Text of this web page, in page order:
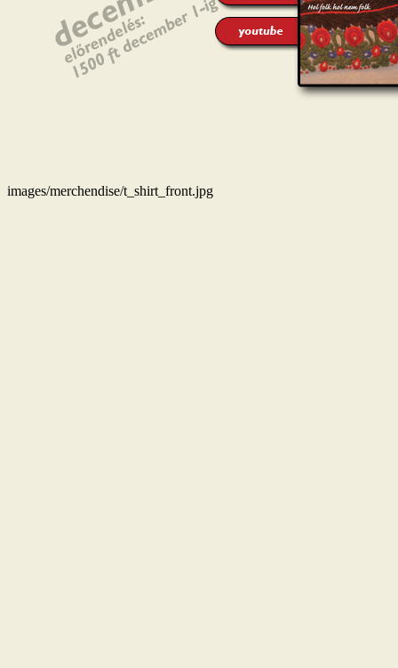
images/merchendise/t_shirt_front.jpg